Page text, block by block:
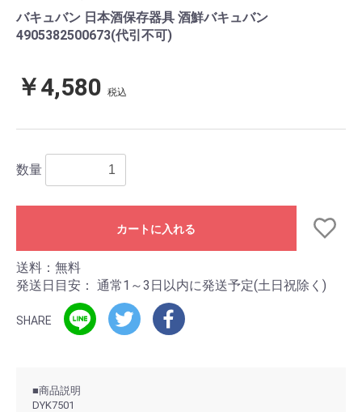
バキュバン 日本酒保存器具 酒鮮バキュバン
4905382500673(代引不可)
￥4,580 税込
数量
カートに入れる
送料：無料
発送日目安： 通常1～3日以内に発送予定(土日祝除く)
SHARE
■商品説明
DYK7501